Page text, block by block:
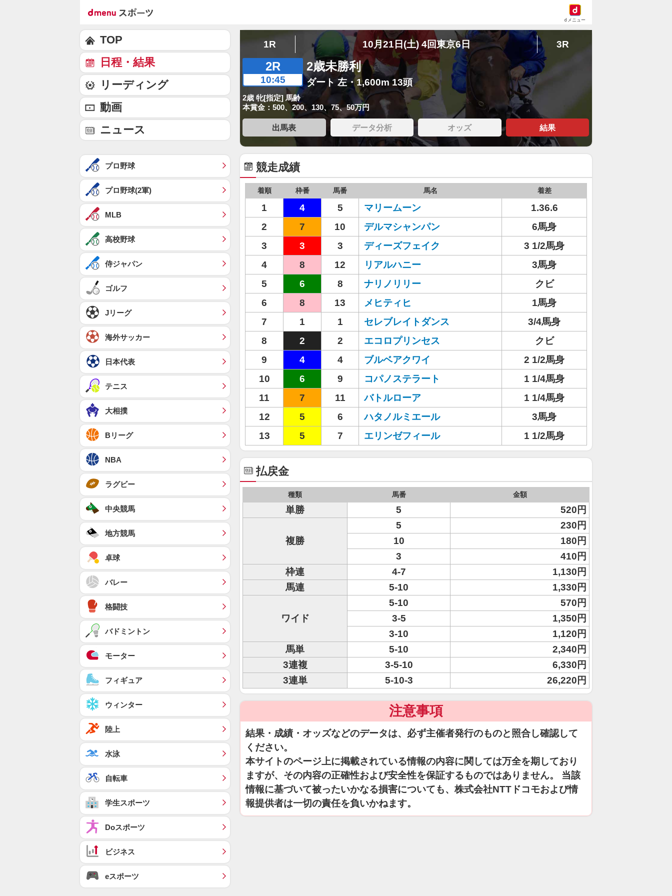
dメニュー
1R 10月21日(土) 4回東京6日 3R
2R
10:45
2歳未勝利
ダート 左・1,600m 13頭
2歳 牝[指定] 馬齢
本賞金：500、200、130、75、50万円
出馬表 データ分析 オッズ 結果
競走成績
着順 枠番 馬番 馬名 着差
1 4 5 マリームーン
1.36.6
2
7 10 デルマシャンパン
6馬身
3
3 3 ディーズフェイク
3 1/2馬身
4
8 12 リアルハニー
3馬身
5
6 8 ナリノリリー
クビ
6
8 13 メヒティヒ
1馬身
7
1 1 セレブレイトダンス
3/4馬身
8
2 2 エコロプリンセス
クビ
9
4 4 ブルベアクワイ
2 1/2馬身
10
6 9 コパノステラート
1 1/4馬身
11
7 11 バトルローア
1 1/4馬身
12
5 6 ハタノルミエール
3馬身
13
5 7 エリンゼフィール 1 1/2馬身
払戻金
種類 馬番 金額
単勝 5 520円
複勝
5
230円
10
180円
3
410円
枠連
4-7
1,130円
馬連
5-10 1,330円
ワイド
5-10
570円
3-5
1,350円
3-10
1,120円
馬単
5-10
2,340円
3連複
3-5-10
6,330円
3連単
5-10-3 26,220円
注意事項
結果・成績・オッズなどのデータは、必ず主催者発行のものと照合し確認して
ください。
本サイトのページ上に掲載されている情報の内容に関しては万全を期しており
ますが、その内容の正確性および安全性を保証するものではありません。 当該
情報に基づいて被ったいかなる損害についても、株式会社NTTドコモおよび情
報提供者は一切の責任を負いかねます。
TOP
日程・結果
リーディング
動画
ニュース
プロ野球
プロ野球(2軍)
MLB
高校野球
侍ジャパン
ゴルフ
Jリーグ
海外サッカー
日本代表
テニス
大相撲
Bリーグ
NBA
ラグビー
中央競馬
地方競馬
卓球
バレー
格闘技
バドミントン
モーター
フィギュア
ウィンター
陸上
水泳
自転車
学生スポーツ
Doスポーツ
ビジネス
eスポーツ